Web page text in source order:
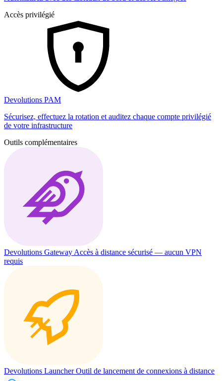
Accès privilégié
Devolutions PAM
Sécurisez, effectuez la rotation et auditez chaque compte privilégié
de votre infrastructure
Outils complémentaires
Devolutions Gateway Accès à distance sécurisé — aucun VPN
requis
Devolutions Launcher Outil de lancement de connexions à distance